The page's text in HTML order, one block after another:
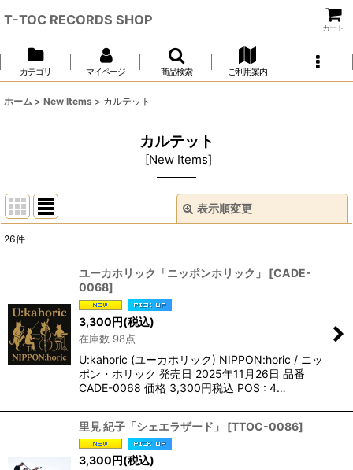
T-TOC RECORDS SHOP
カート
カテゴリ マイページ 商品検索 ご利用案内
ホーム > New Items > カルテット
カルテット
[New Items]
表示順変更
26件
ユーカホリック「ニッポンホリック」 [CADE-
0068]
3,300円(税込)
在庫数 98点
U:kahoric (ユーカホリック) NIPPON:horic / ニッ
ポン・ホリック 発売日 2025年11月26日 品番
CADE-0068 価格 3,300円税込 POS : 4…
里見 紀子「シェエラザード」 [TTOC-0086]
3,300円(税込)